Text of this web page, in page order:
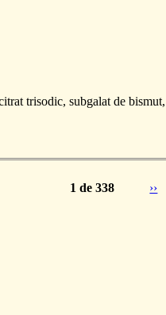
trisodic, subgalat de
1 de 338 ››